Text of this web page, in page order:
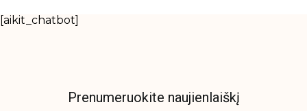
[aikit_chatbot]
Prenumeruokite naujienlaiškį